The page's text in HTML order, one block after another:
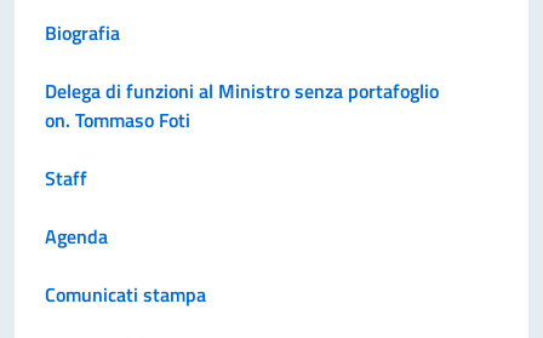
Biografia
Delega di funzioni al Ministro senza portafoglio
on. Tommaso Foti
Staff
Agenda
Comunicati stampa